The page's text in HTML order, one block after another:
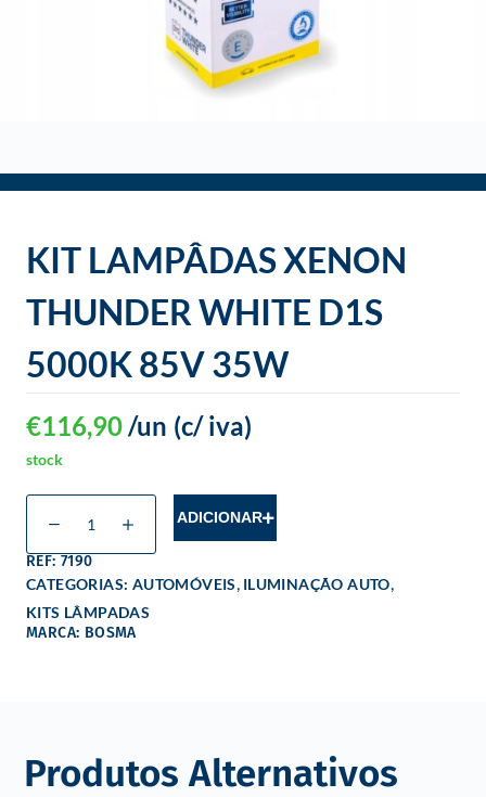
KIT LAMPÂDAS XENON
THUNDER WHITE D1S
5000K 85V 35W
€116,90 (c/ iva)
/un
stock
ADICIONAR
REF: 7190
CATEGORIAS: AUTOMÓVEIS, ILUMINAÇÃO AUTO,
KITS LÂMPADAS
MARCA: BOSMA
Produtos Alternativos